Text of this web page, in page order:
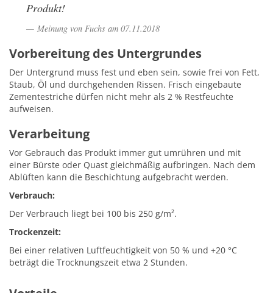
Produkt!
Meinung von Fuchs am 07.11.2018
Vorbereitung des Untergrundes
Der Untergrund muss fest und eben sein, sowie frei von Fett,
Staub, Öl und durchgehenden Rissen. Frisch eingebaute
Zementestriche dürfen nicht mehr als 2 % Restfeuchte
aufweisen.
Verarbeitung
Vor Gebrauch das Produkt immer gut umrühren und mit
einer Bürste oder Quast gleichmäßig aufbringen. Nach dem
Ablüften kann die Beschichtung aufgebracht werden.
Verbrauch:
Der Verbrauch liegt bei 100 bis 250 g/m².
Trockenzeit:
Bei einer relativen Luftfeuchtigkeit von 50 % und +20 °C
beträgt die Trocknungszeit etwa 2 Stunden.